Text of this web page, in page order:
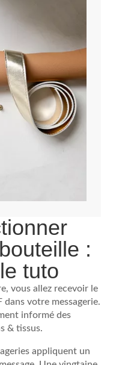
:
tuto
vous allez recevoir le
votre messagerie.
informé des
& tissus.
appliquent un